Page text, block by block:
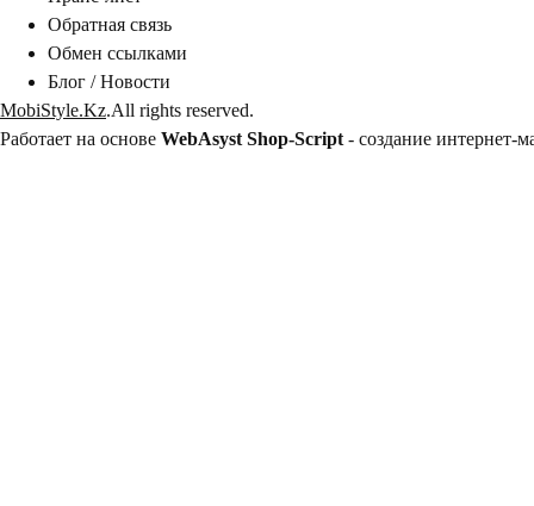
Обратная связь
Обмен ссылками
Блог / Новости
MobiStyle.Kz.All rights reserved.
Работает на основе WebAsyst Shop-Script - создание интернет-